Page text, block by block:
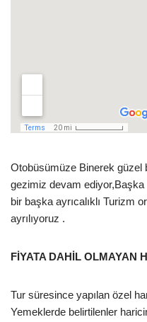
Otobüsümüze Binerek güzel
gezimiz devam ediyor,Başka
bir başka ayrıcalıklı Turizm
ayrılıyoruz .
FİYATA DAHİL OLMAYAN
Tur süresince yapılan özel
Yemeklerde belirtilenler